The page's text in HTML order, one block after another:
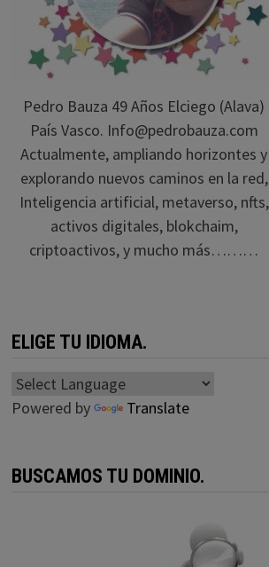
Pedro Bauza 49 Años Elciego (Alava)
País Vasco. Info@pedrobauza.com
Actualmente, ampliando horizontes y
explorando nuevos caminos en la red,
Inteligencia artificial, metaverso, nfts,
activos digitales, blokchaim,
criptoactivos, y mucho más………
ELIGE TU IDIOMA.
Powered by Translate
BUSCAMOS TU DOMINIO.